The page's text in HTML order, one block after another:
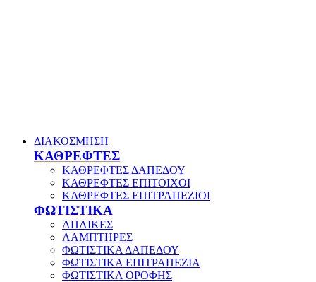
ΔΙΑΚΟΣΜΗΣΗ
ΚΑΘΡΕΦΤΕΣ
ΚΑΘΡΕΦΤΕΣ ΔΑΠΕΔΟΥ
ΚΑΘΡΕΦΤΕΣ ΕΠΙΤΟΙΧΟΙ
ΚΑΘΡΕΦΤΕΣ ΕΠΙΤΡΑΠΕΖΙΟΙ
ΦΩΤΙΣΤΙΚΑ
ΑΠΛΙΚΕΣ
ΛΑΜΠΤΗΡΕΣ
ΦΩΤΙΣΤΙΚΑ ΔΑΠΕΔΟΥ
ΦΩΤΙΣΤΙΚΑ ΕΠΙΤΡΑΠΕΖΙΑ
ΦΩΤΙΣΤΙΚΑ ΟΡΟΦΗΣ